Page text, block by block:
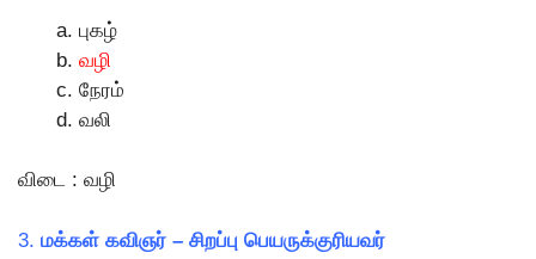
புகழ்
வழி
நேரம்
வலி
விடை : வழி
3. மக்கள் கவிஞர் – சிறப்பு பெயருக்குரியவர்